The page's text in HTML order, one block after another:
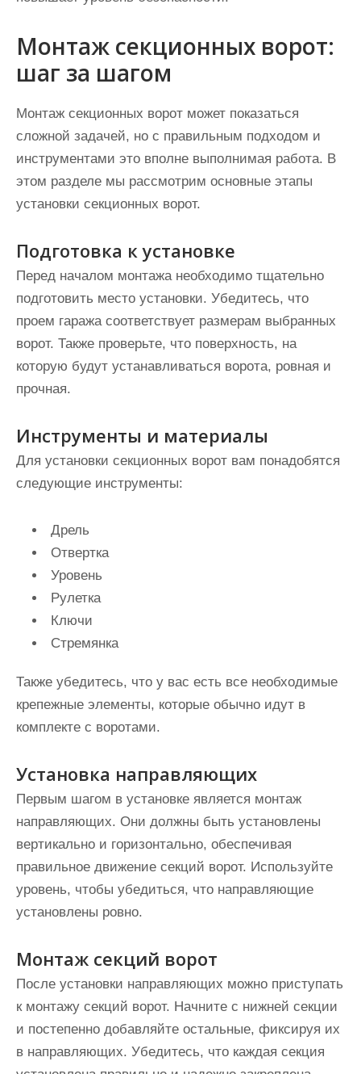
Монтаж секционных ворот:
шаг за шагом
Монтаж секционных ворот может показаться
сложной задачей, но с правильным подходом и
инструментами это вполне выполнимая работа. В
этом разделе мы рассмотрим основные этапы
установки секционных ворот.
Подготовка к установке
Перед началом монтажа необходимо тщательно
подготовить место установки. Убедитесь, что
проем гаража соответствует размерам выбранных
ворот. Также проверьте, что поверхность, на
которую будут устанавливаться ворота, ровная и
прочная.
Инструменты и материалы
Для установки секционных ворот вам понадобятся
следующие инструменты:
Дрель
Отвертка
Уровень
Рулетка
Ключи
Стремянка
Также убедитесь, что у вас есть все необходимые
крепежные элементы, которые обычно идут в
комплекте с воротами.
Установка направляющих
Первым шагом в установке является монтаж
направляющих. Они должны быть установлены
вертикально и горизонтально, обеспечивая
правильное движение секций ворот. Используйте
уровень, чтобы убедиться, что направляющие
установлены ровно.
Монтаж секций ворот
После установки направляющих можно приступать
к монтажу секций ворот. Начните с нижней секции
и постепенно добавляйте остальные, фиксируя их
в направляющих. Убедитесь, что каждая секция